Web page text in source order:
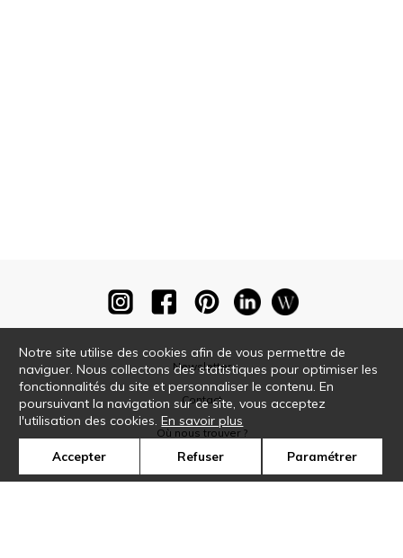
Newsletter
Contact
Où nous trouver ?
Notre site utilise des cookies afin de vous permettre de
naviguer. Nous collectons des statistiques pour optimiser les
fonctionnalités du site et personnaliser le contenu. En
poursuivant la navigation sur ce site, vous acceptez
l'utilisation des cookies.En savoir plus
Accepter Refuser Paramétrer